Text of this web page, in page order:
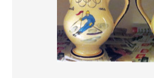
Apparel, Souvenirs & Other
Auction houses
Duration